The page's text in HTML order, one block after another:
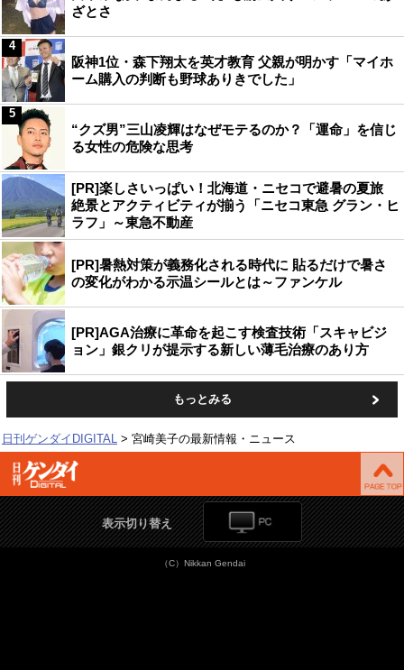
ざとさ
阪神1位・森下翔太を英才教育 父親が明かす「マイホ
ーム購入の判断も野球ありきでした」
4
“クズ男”三山凌輝はなぜモテるのか？「運命」を信じ
る女性の危険な思考
5
[PR]楽しさいっぱい！北海道・ニセコで避暑の夏旅
絶景とアクティビティが揃う「ニセコ東急 グラン・ヒ
ラフ」～東急不動産
[PR]暑熱対策が義務化される時代に 貼るだけで暑さ
の変化がわかる示温シールとは～ファンケル
[PR]AGA治療に革命を起こす検査技術「スキャビジ
ョン」銀クリが提示する新しい薄毛治療のあり方
もっとみる
日刊ゲンダイDIGITAL 宮崎美子の最新情報・ニュース
表示切り替え
（C）Nikkan Gendai